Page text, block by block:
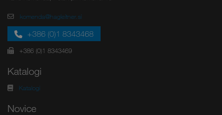
komenda@hagleitner.si
+386 (0)1 8343468
+386 (0)1 8343469
Katalogi
Katalogi
Novice